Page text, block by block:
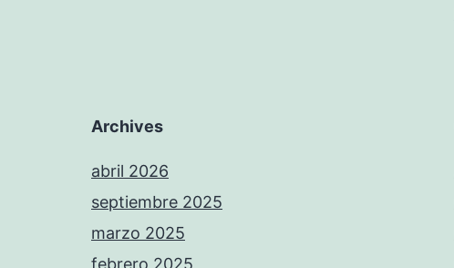
Archives
abril 2026
septiembre 2025
marzo 2025
febrero 2025